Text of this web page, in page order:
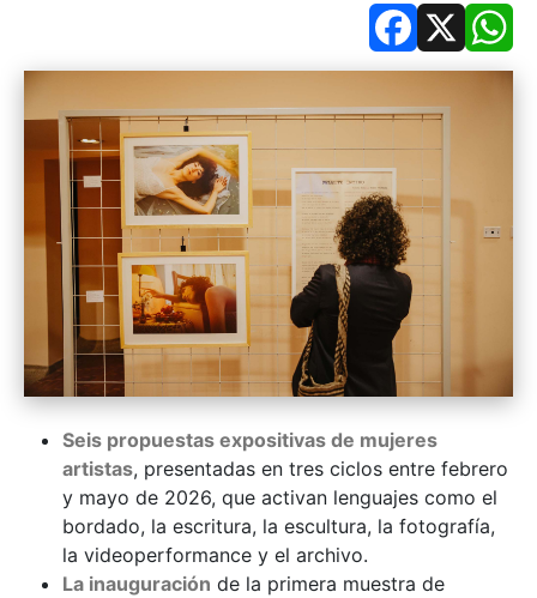
Facebook
X
Seis propuestas expositivas de mujeres
artistas, presentadas en tres ciclos entre febrero
y mayo de 2026, que activan lenguajes como el
bordado, la escritura, la escultura, la fotografía,
la videoperformance y el archivo.
La inauguración de la primera muestra de